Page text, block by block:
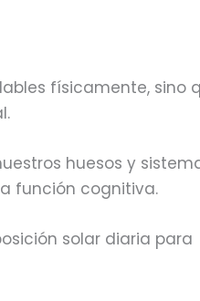
físicamente, sino
huesos y
función cognitiva.
solar diaria para